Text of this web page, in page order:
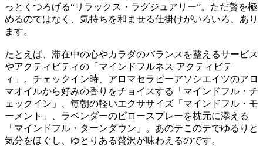
っとくつろげる“リラックス・ラグジュアリー”。ただ贅を極
めるのではなく、気持ちを和ませる仕掛けがいろいろ、あり
ます。
たとえば、滞在中の心やカラダのバランスを整えるサービス
やアクティビティの「マインドフルネス アクティビテ
ィ」。チェックイン時、アロマセラピーアソシエイツのアロ
マオイルから好みの香りをチョイスする「マインドフル・チ
ェックイン」、毎朝の軽いエクササイズ「マインドフル・モ
ーメント」、ラベンダーのピロースプレーを枕元に添える
「マインドフル・ターンダウン」。あのテこのテでゆるりと
気分をほぐし、ゆとりある贅沢が味わえるのです。